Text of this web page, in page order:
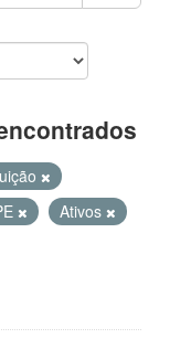
Ativos